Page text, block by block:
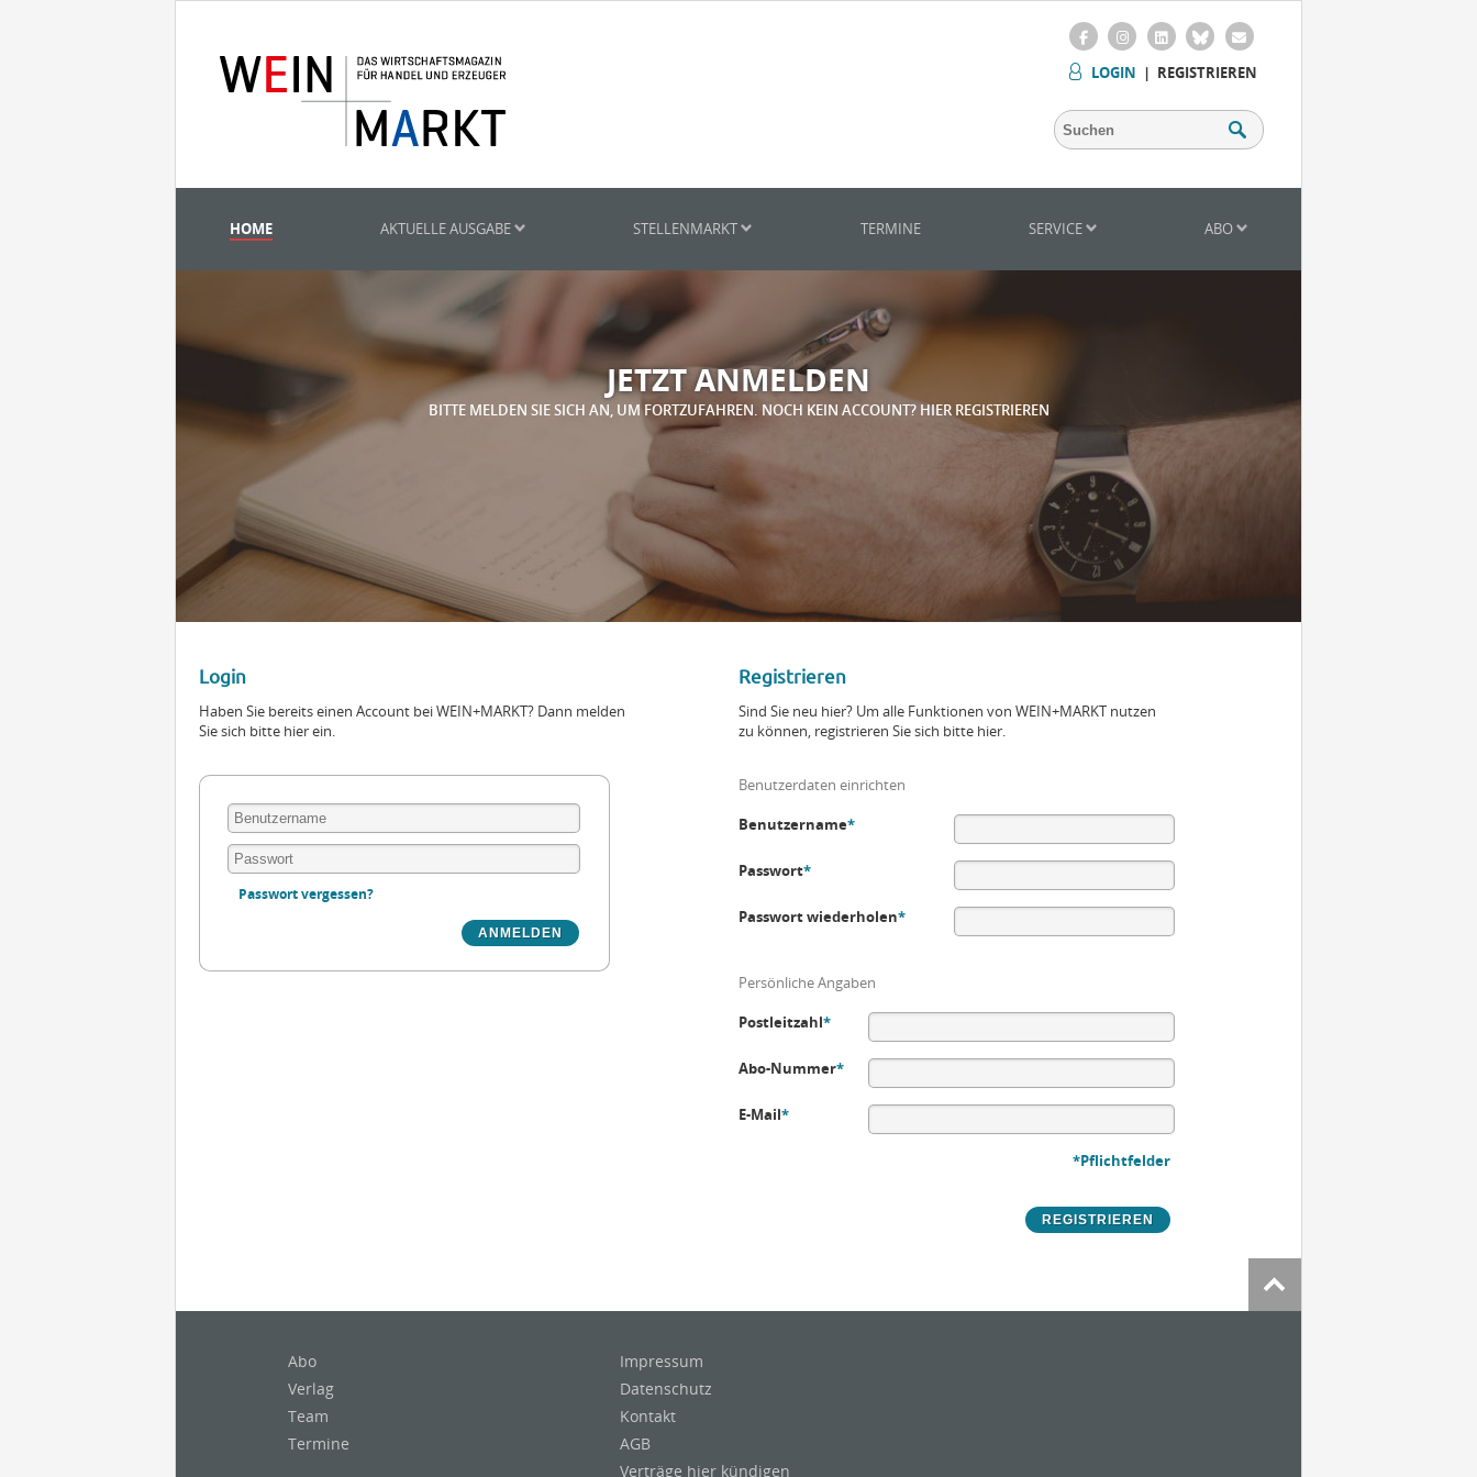
LOGIN | REGISTRIEREN
HOME AKTUELLE AUSGABE STELLENMARKT TERMINE SERVICE ABO
JETZT ANMELDEN
BITTE MELDEN SIE SICH AN, UM FORTZUFAHREN. NOCH KEIN ACCOUNT? HIER REGISTRIEREN
Login
Haben Sie bereits einen Account bei WEIN+MARKT? Dann melden
Sie sich bitte hier ein.
Passwort vergessen?
Registrieren
Sind Sie neu hier? Um alle Funktionen von WEIN+MARKT nutzen
zu können, registrieren Sie sich bitte hier.
Benutzerdaten einrichten
Benutzername*
Passwort*
Passwort wiederholen*
Persönliche Angaben
Postleitzahl*
Abo-Nummer*
E-Mail*
*Pflichtfelder
Abo
Verlag
Team
Termine
Impressum
Datenschutz
Kontakt
AGB
Verträge hier kündigen